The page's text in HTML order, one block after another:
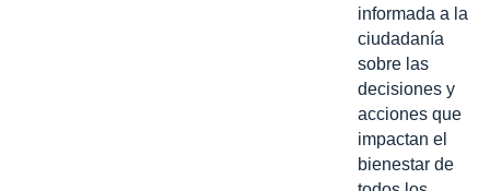
informada a la
ciudadanía
sobre las
decisiones y
acciones que
impactan el
bienestar de